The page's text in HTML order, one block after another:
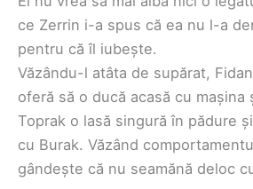
ce Zerrin i-a spus că ea nu l-a
pentru că îl iubește.
Văzându-l atâta de supărat,
oferă să o ducă acasă cu mașina
Toprak o lasă singură în pădure
cu Burak. Văzând
gândește că nu seamănă deloc